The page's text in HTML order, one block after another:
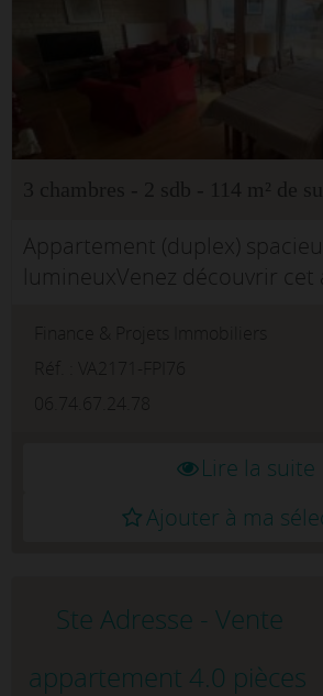
Appartement (duplex)
lumineuxVenez découvrir
Lire la suite
Ajouter à ma
Ste Adresse - Vente
appartement 4.0 pièces